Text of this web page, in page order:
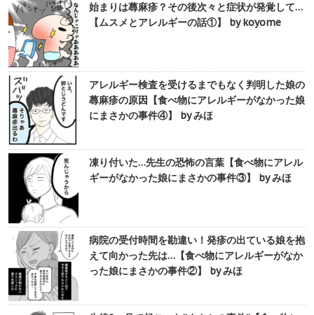
始まりは蕁麻疹？その後次々と症状が発覚して…
【ムスメとアレルギーの話①】 by koyome
アレルギー検査を受けるまでもなく判明した娘の
蕁麻疹の原因【食べ物にアレルギーがなかった娘
にまさかの事件④】 by みほ
凍り付いた…先生の恐怖の言葉【食べ物にアレル
ギーがなかった娘にまさかの事件③】 by みほ
病院の受付時間を勘違い！発疹の出ている娘を抱
えて向かった先は…【食べ物にアレルギーがなか
った娘にまさかの事件②】 by みほ